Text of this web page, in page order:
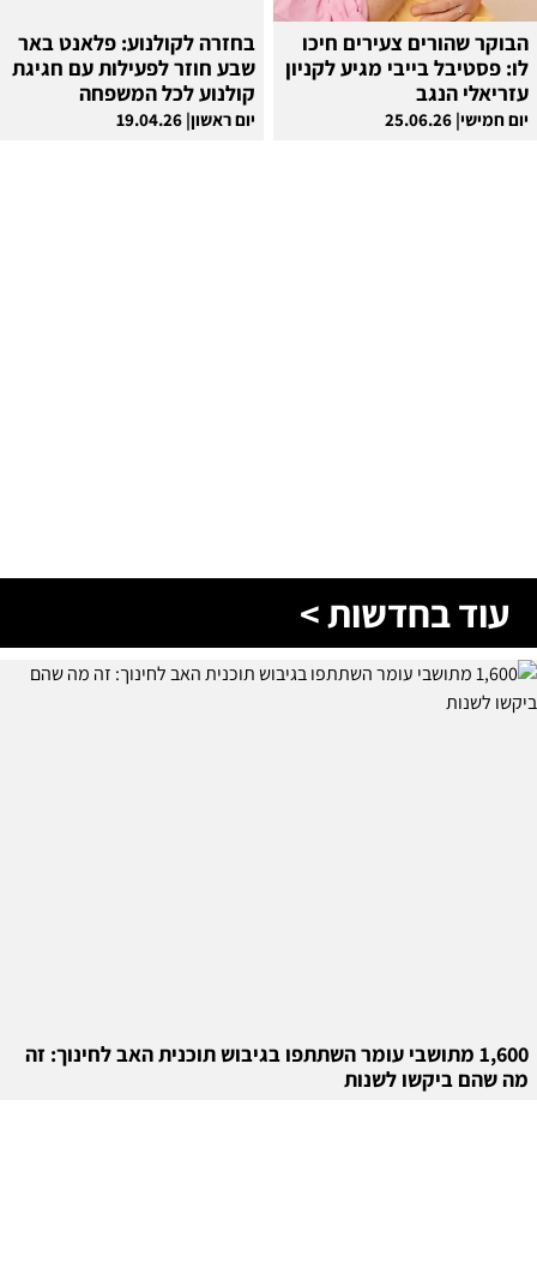
הבוקר שהורים צעירים חיכו
לו: פסטיבל בייבי מגיע לקניון
עזריאלי הנגב
יום חמישי| 25.06.26
בחזרה לקולנוע: פלאנט באר
שבע חוזר לפעילות עם חגיגת
קולנוע לכל המשפחה
יום ראשון| 19.04.26
עוד בחדשות >
1,600 מתושבי עומר השתתפו בגיבוש תוכנית האב לחינוך: זה
מה שהם ביקשו לשנות